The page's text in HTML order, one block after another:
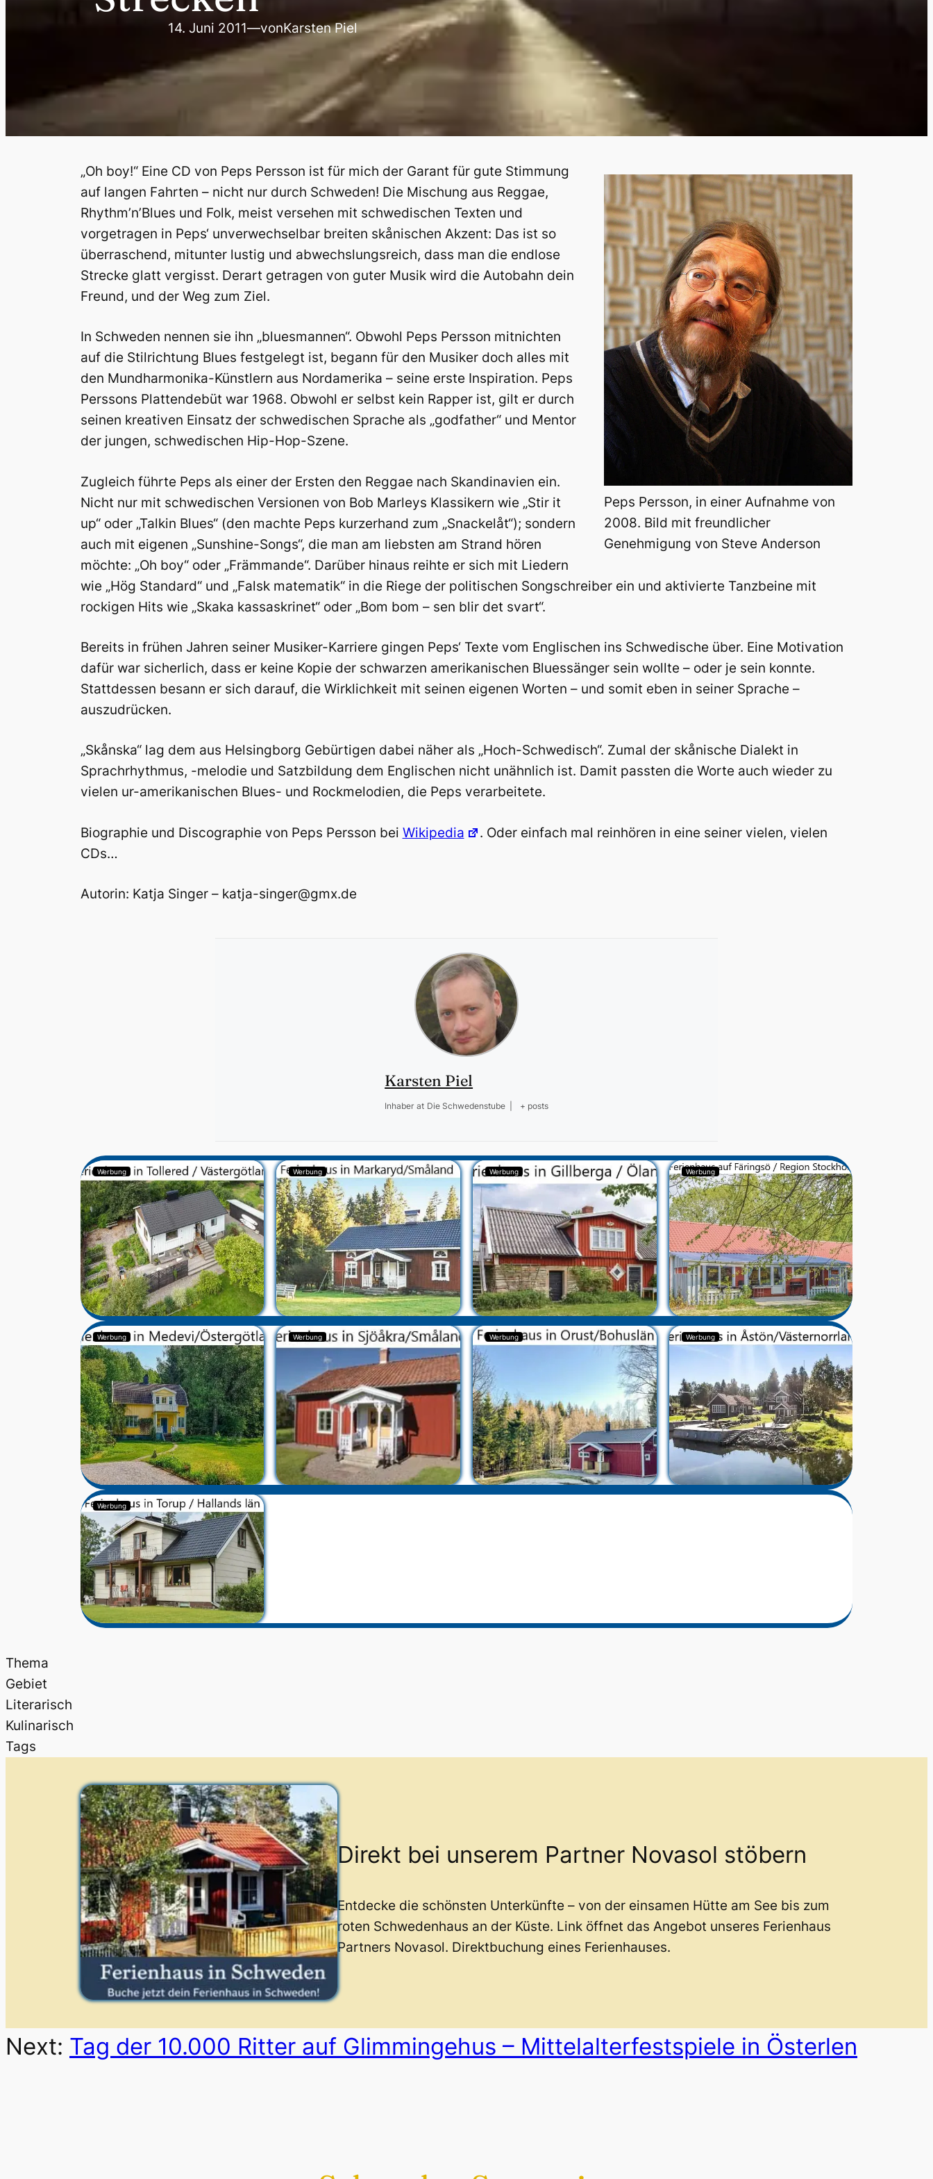
14. Juni 2011—vonKarsten Piel
Peps Persson, in einer Aufnahme von
2008. Bild mit freundlicher
Genehmigung von Steve Anderson
„Oh boy!“ Eine CD von Peps Persson ist für mich der Garant für gute Stimmung
auf langen Fahrten – nicht nur durch Schweden! Die Mischung aus Reggae,
Rhythm’n’Blues und Folk, meist versehen mit schwedischen Texten und
vorgetragen in Peps‘ unverwechselbar breiten skånischen Akzent: Das ist so
überraschend, mitunter lustig und abwechslungsreich, dass man die endlose
Strecke glatt vergisst. Derart getragen von guter Musik wird die Autobahn dein
Freund, und der Weg zum Ziel.
In Schweden nennen sie ihn „bluesmannen“. Obwohl Peps Persson mitnichten
auf die Stilrichtung Blues festgelegt ist, begann für den Musiker doch alles mit
den Mundharmonika-Künstlern aus Nordamerika – seine erste Inspiration. Peps
Perssons Plattendebüt war 1968. Obwohl er selbst kein Rapper ist, gilt er durch
seinen kreativen Einsatz der schwedischen Sprache als „godfather“ und Mentor
der jungen, schwedischen Hip-Hop-Szene.
Zugleich führte Peps als einer der Ersten den Reggae nach Skandinavien ein.
Nicht nur mit schwedischen Versionen von Bob Marleys Klassikern wie „Stir it
up“ oder „Talkin Blues“ (den machte Peps kurzerhand zum „Snackelåt“); sondern
auch mit eigenen „Sunshine-Songs“, die man am liebsten am Strand hören
möchte: „Oh boy“ oder „Främmande“. Darüber hinaus reihte er sich mit Liedern
wie „Hög Standard“ und „Falsk matematik“ in die Riege der politischen Songschreiber ein und aktivierte Tanzbeine mit
rockigen Hits wie „Skaka kassaskrinet“ oder „Bom bom – sen blir det svart“.
Bereits in frühen Jahren seiner Musiker-Karriere gingen Peps‘ Texte vom Englischen ins Schwedische über. Eine Motivation
dafür war sicherlich, dass er keine Kopie der schwarzen amerikanischen Bluessänger sein wollte – oder je sein konnte.
Stattdessen besann er sich darauf, die Wirklichkeit mit seinen eigenen Worten – und somit eben in seiner Sprache –
auszudrücken.
„Skånska“ lag dem aus Helsingborg Gebürtigen dabei näher als „Hoch-Schwedisch“. Zumal der skånische Dialekt in
Sprachrhythmus, -melodie und Satzbildung dem Englischen nicht unähnlich ist. Damit passten die Worte auch wieder zu
vielen ur-amerikanischen Blues- und Rockmelodien, die Peps verarbeitete.
Biographie und Discographie von Peps Persson bei Wikipedia
. Oder einfach mal reinhören in eine seiner vielen, vielen
CDs…
Autorin: Katja Singer – katja-singer@gmx.de
Karsten Piel
Inhaber at Die Schwedenstube + posts
Werbung Werbung Werbung Werbung
Werbung Werbung Werbung Werbung
Werbung
Thema
Gebiet
Literarisch
Kulinarisch
Tags
Direkt bei unserem Partner Novasol stöbern
Entdecke die schönsten Unterkünfte – von der einsamen Hütte am See bis zum
roten Schwedenhaus an der Küste. Link öffnet das Angebot unseres Ferienhaus
Partners Novasol. Direktbuchung eines Ferienhauses.
Next: Tag der 10.000 Ritter auf Glimmingehus – Mittelalterfestspiele in Österlen